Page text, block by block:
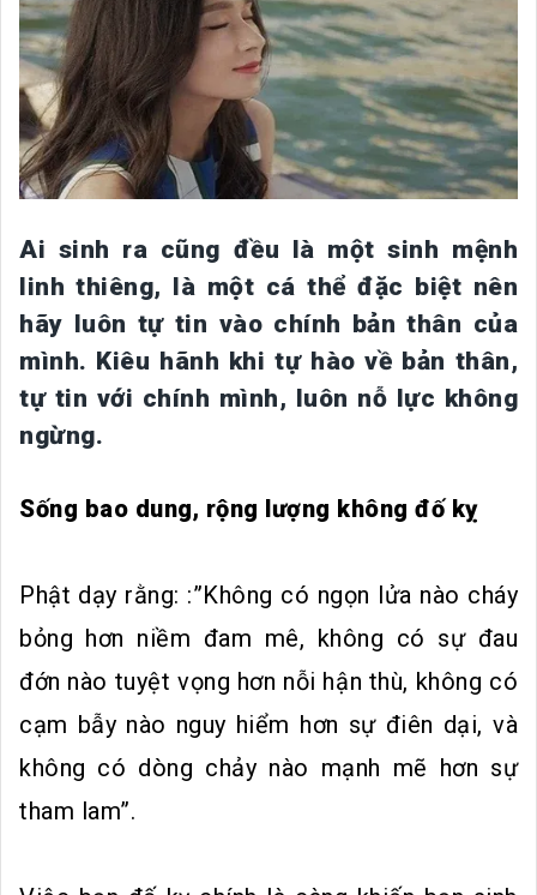
Ai sinh ra cũng đều là một sinh mệnh
linh thiêng, là một cá thể đặc biệt nên
hãy luôn tự tin vào chính bản thân của
mình. Kiêu hãnh khi tự hào về bản thân,
tự tin với chính mình, luôn nỗ lực không
ngừng.
Sống bao dung, rộng lượng không đố kỵ
Phật dạy rằng: :”Không có ngọn lửa nào cháy
bỏng hơn niềm đam mê, không có sự đau
đớn nào tuyệt vọng hơn nỗi hận thù, không có
cạm bẫy nào nguy hiểm hơn sự điên dại, và
không có dòng chảy nào mạnh mẽ hơn sự
tham lam”.